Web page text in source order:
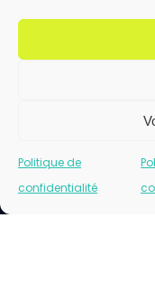
Politique de
confidentialité
stockage et